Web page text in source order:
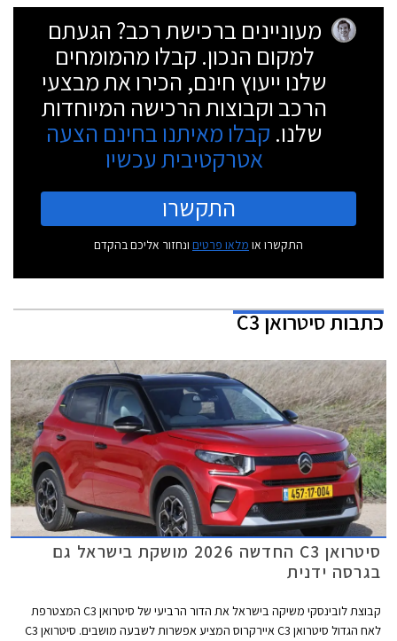
מעוניינים ברכישת רכב? הגעתם
למקום הנכון. קבלו מהמומחים
שלנו ייעוץ חינם, הכירו את מבצעי
הרכב וקבוצות הרכישה המיוחדות
שלנו. קבלו מאיתנו בחינם הצעה
אטרקטיבית עכשיו
התקשרו
התקשרו או מלאו פרטים ונחזור אליכם בהקדם
כתבותסיטרואן C3
סיטרואן C3 החדשה 2026 מושקת בישראל גם
בגרסה ידנית
קבוצת לובינסקי משיקה בישראל את הדור הרביעי של סיטרואן C3 המצטרפת
לאח הגדול סיטרואן C3 איירקרוס המציע אפשרות לשבעה מושבים. סיטרואן C3